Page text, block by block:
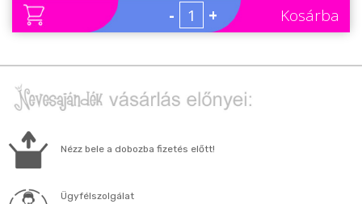
- + Kosárba
Nézz bele a dobozba fizetés előtt!
Ügyfélszolgálat